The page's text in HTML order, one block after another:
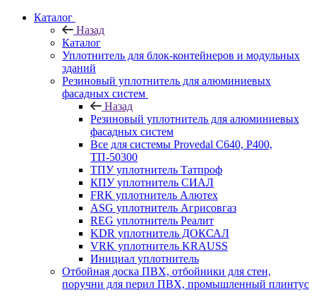
Каталог
Назад
Каталог
Уплотнитель для блок-контейнеров и модульных
зданий
Резиновый уплотнитель для алюминиевых
фасадных систем
Назад
Резиновый уплотнитель для алюминиевых
фасадных систем
Все для системы Provedal С640, Р400,
ТП-50300
ТПУ уплотнитель Татпроф
КПУ уплотнитель СИАЛ
FRK уплотнитель Алютех
ASG уплотнитель Агрисовгаз
REG уплотнитель Реалит
KDR уплотнитель ДОКСАЛ
VRK уплотнитель KRAUSS
Инициал уплотнитель
Отбойная доска ПВХ, отбойники для стен,
поручни для перил ПВХ, промышленный плинтус